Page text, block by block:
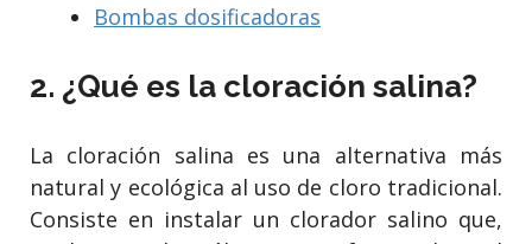
Bombas dosificadoras
2. ¿Qué es la cloración salina?
La cloración salina es una alternativa más
natural y ecológica al uso de cloro tradicional.
Consiste en instalar un clorador salino que,